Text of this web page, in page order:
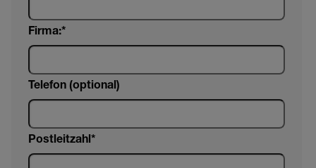
Firma:
Telefon (optional)
Postleitzahl*